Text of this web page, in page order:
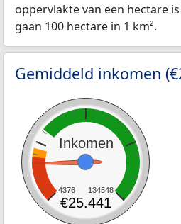
oppervlakte van een hectare
gaan 100 hectare in 1 km².
Gemiddeld inkomen
Inkomen
4376 134548
€25.441